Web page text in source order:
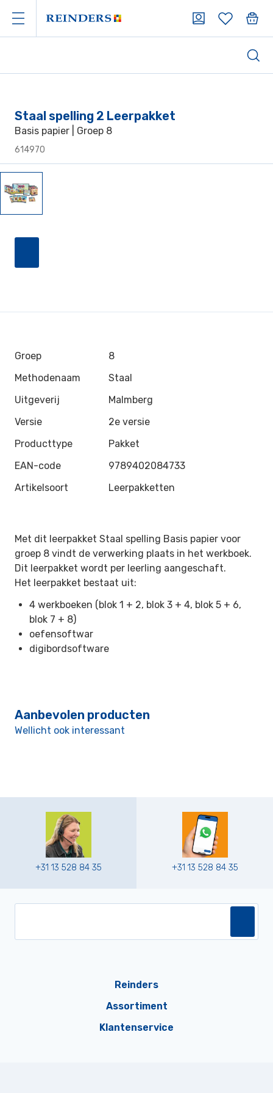
Staal spelling 2 Leerpakket
Basis papier | Groep 8
614970
Groep
8
Methodenaam
Staal
Uitgeverij
Malmberg
Versie
2e versie
Producttype
Pakket
EAN-code
9789402084733
Artikelsoort
Leerpakketten
Met dit leerpakket Staal spelling Basis papier voor
groep 8 vindt de verwerking plaats in het werkboek.
Dit leerpakket wordt per leerling aangeschaft.
Het leerpakket bestaat uit:
4 werkboeken (blok 1 + 2, blok 3 + 4, blok 5 + 6,
blok 7 + 8)
oefensoftwar
digibordsoftware
Aanbevolen producten
Wellicht ook interessant
+31 13 528 84 35 +31 13 528 84 35
Reinders
Assortiment
Klantenservice